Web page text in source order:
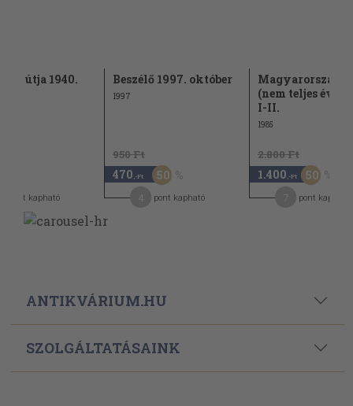
útja 1940.
pont kapható
Beszélő 1997. október
1997
950 Ft
470 ,-Ft 50
pont kapható
Magyarország
(nem teljes
I-II.
1985
2.800 Ft
1.400 ,-Ft 50
pont kapható
ANTIKVÁRIUM.HU
SZOLGÁLTATÁSAINK